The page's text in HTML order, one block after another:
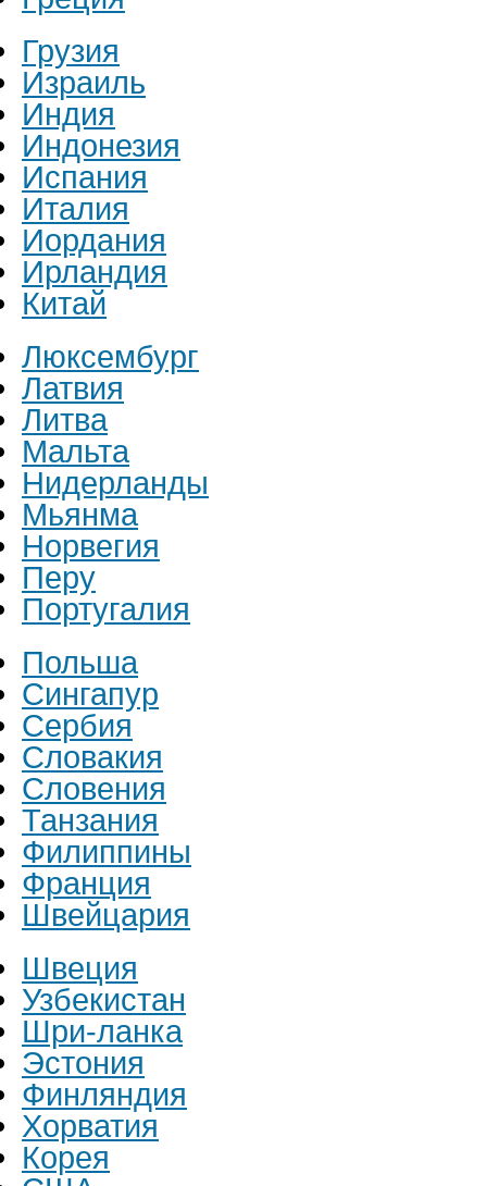
Грузия
Израиль
Индия
Индонезия
Испания
Италия
Иордания
Ирландия
Китай
Люксембург
Латвия
Литва
Мальта
Нидерланды
Мьянма
Норвегия
Перу
Португалия
Польша
Сингапур
Сербия
Словакия
Словения
Танзания
Филиппины
Франция
Швейцария
Швеция
Узбекистан
Шри-ланка
Эстония
Финляндия
Хорватия
Корея